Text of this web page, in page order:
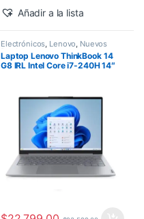
Añadir a la lista
Electrónicos Lenovo Nuevos
Productos
Laptop Lenovo ThinkBook 14
G8 IRL Intel Core i7-240H 14″